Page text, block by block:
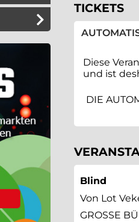
TICKETS
Diese
und ist
DIE
Blind
Von Lot
GROSSE